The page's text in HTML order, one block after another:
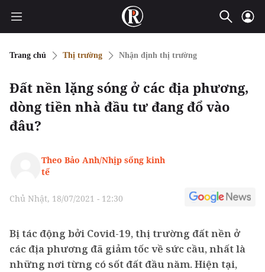
Trang chủ Thị trường Nhận định thị trường
Đất nền lặng sóng ở các địa phương,
dòng tiền nhà đầu tư đang đổ vào
đâu?
Theo Bảo Anh/Nhịp sống kinh
tế
Chủ Nhật, 18/07/2021 - 12:30
Bị tác động bởi Covid-19, thị trường đất nền ở
các địa phương đã giảm tốc về sức cầu, nhất là
những nơi từng có sốt đất đầu năm. Hiện tại,